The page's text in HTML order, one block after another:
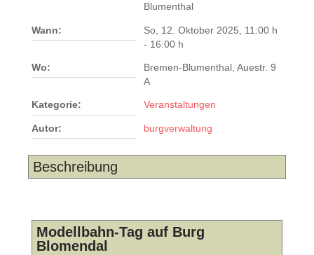
Blumenthal
Wann: So, 12. Oktober 2025
11:00 h
- 16:00 h
Wo:
Bremen-Blumenthal, Auestr. 9
A
Kategorie: Veranstaltungen
Autor: burgverwaltung
Beschreibung
Modellbahn-Tag auf Burg
Blomendal